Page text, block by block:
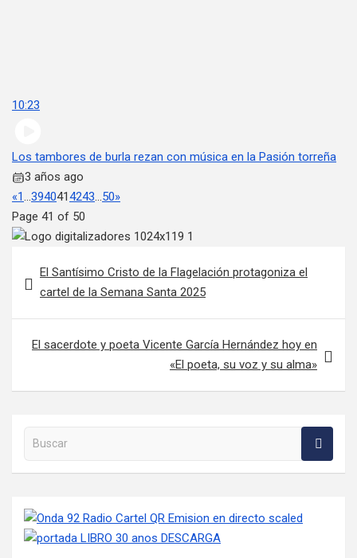
10:23
Los tambores de burla rezan con música en la Pasión torreña
3 años ago
«1…3940414243…50»
Page 41 of 50
El Santísimo Cristo de la Flagelación protagoniza el
cartel de la Semana Santa 2025
El sacerdote y poeta Vicente García Hernández hoy en
«El poeta, su voz y su alma»
Buscar en la web